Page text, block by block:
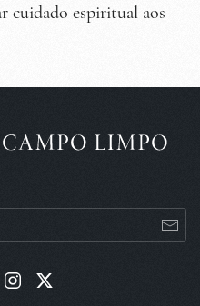
cuidado espiritual aos